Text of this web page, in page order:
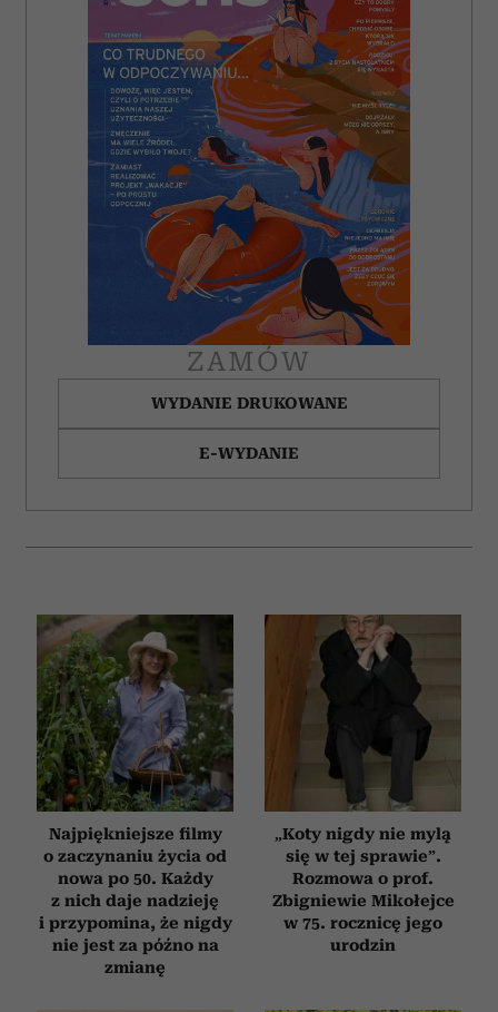
ZAMÓW
WYDANIE DRUKOWANE
E-WYDANIE
Najpiękniejsze filmy
o zaczynaniu życia od
nowa po 50. Każdy
z nich daje nadzieję
i przypomina, że nigdy
nie jest za późno na
zmianę
„Koty nigdy nie mylą
się w tej sprawie”.
Rozmowa o prof.
Zbigniewie Mikołejce
w 75. rocznicę jego
urodzin